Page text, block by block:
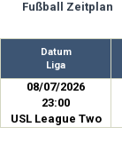
Fußball Zeitplan
Datum
Liga
08/07/2026
23:00
USL League Two